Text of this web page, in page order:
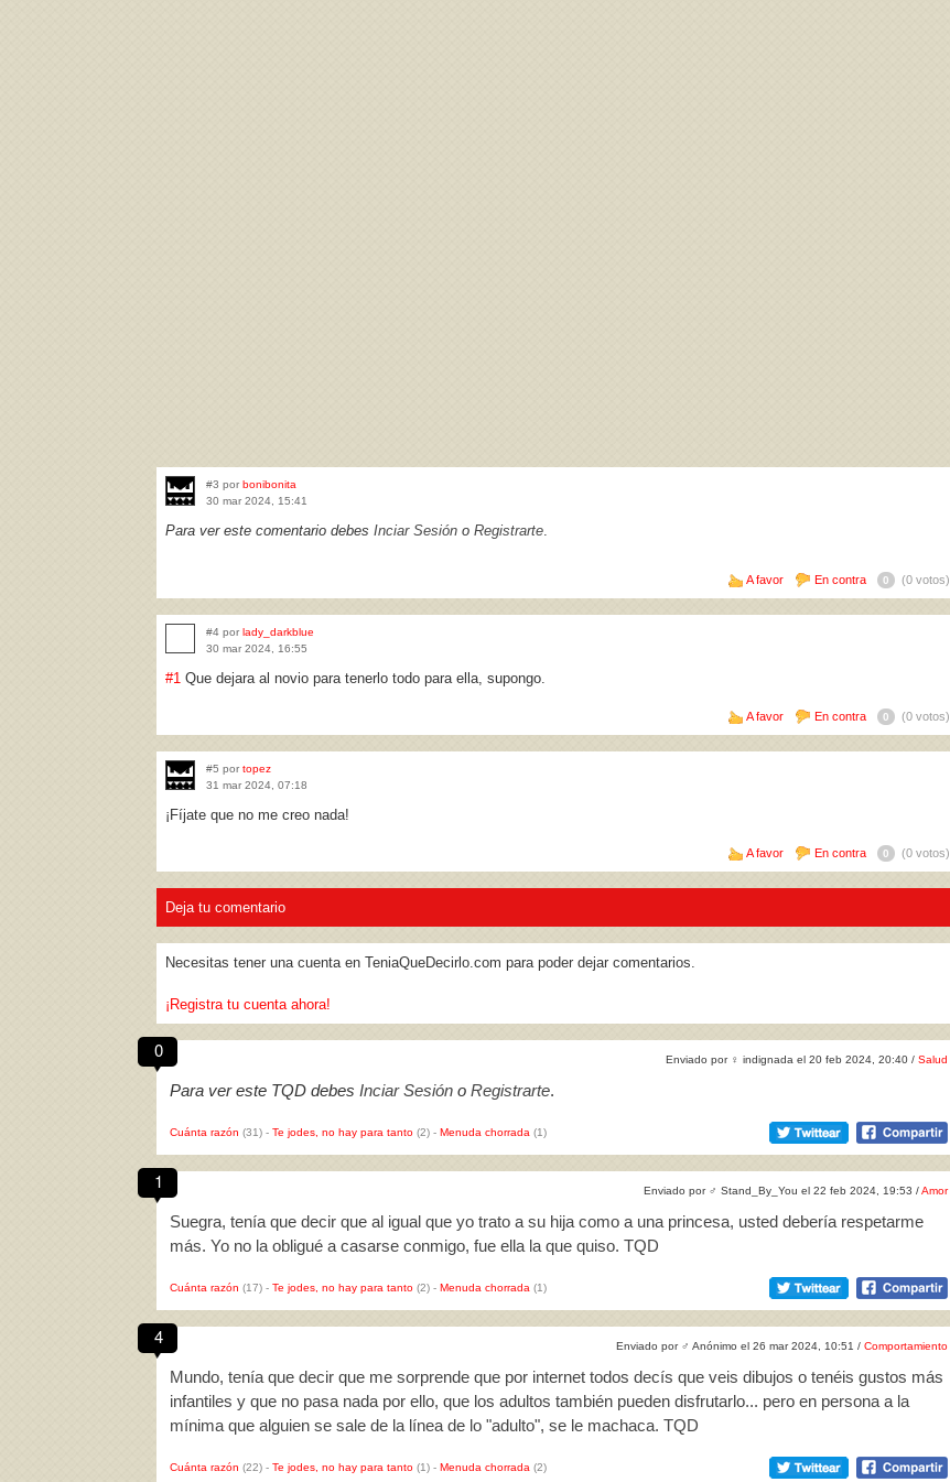
#3 por bonibonita
30 mar 2024, 15:41
Para ver este comentario debes Inciar Sesión o Registrarte.
A favor En contra 0 (0 votos)
#4 por lady_darkblue
30 mar 2024, 16:55
#1 Que dejara al novio para tenerlo todo para ella, supongo.
A favor En contra 0 (0 votos)
#5 por topez
31 mar 2024, 07:18
¡Fíjate que no me creo nada!
A favor En contra 0 (0 votos)
Deja tu comentario
Necesitas tener una cuenta en TeniaQueDecirlo.com para poder dejar comentarios.
¡Registra tu cuenta ahora!
0 Enviado por ♀ indignada el 20 feb 2024, 20:40 / Salud
Para ver este TQD debes Inciar Sesión o Registrarte.
Cuánta razón (31) - Te jodes, no hay para tanto (2) - Menuda chorrada (1)
1 Enviado por ♂ Stand_By_You el 22 feb 2024, 19:53 /Amor
Suegra, tenía que decir que al igual que yo trato a su hija como a una princesa, usted debería respetarme
más. Yo no la obligué a casarse conmigo, fue ella la que quiso. TQD
Cuánta razón (17) - Te jodes, no hay para tanto (2) - Menuda chorrada (1)
4 Enviado por ♂ Anónimo el 26 mar 2024, 10:51 / Comportamiento
Mundo, tenía que decir que me sorprende que por internet todos decís que veis dibujos o tenéis gustos más
infantiles y que no pasa nada por ello, que los adultos también pueden disfrutarlo... pero en persona a la
mínima que alguien se sale de la línea de lo "adulto", se le machaca. TQD
Cuánta razón (22) - Te jodes, no hay para tanto (1) - Menuda chorrada (2)